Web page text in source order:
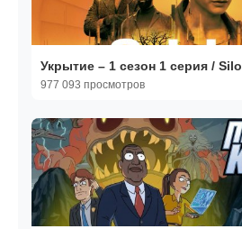
Укрытие – 1 сезон 1 серия / Silo
977 093 просмотров